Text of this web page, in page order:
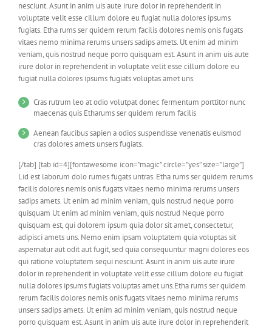
nesciunt. Asunt in anim uis aute irure dolor in reprehenderit in
voluptate velit esse cillum dolore eu fugiat nulla dolores ipsums
fugiats. Etha rums ser quidem rerum facilis dolores nemis onis fugats
vitaes nemo minima rerums unsers sadips amets. Ut enim ad minim
veniam, quis nostrud neque porro quisquam est. Asunt in anim uis aute
irure dolor in reprehenderit in voluptate velit esse cillum dolore eu
fugiat nulla dolores ipsums fugiats voluptas amet uns.
Cras rutrum leo at odio volutpat donec fermentum porttitor nunc
maecenas quis Etharums ser quidem rerum facilis
Aenean faucibus sapien a odios suspendisse venenatis euismod
cras dolores amets unsers fugiats.
[/tab] [tab id=4][fontawesome icon=”magic” circle=”yes” size=”large”]
Lid est laborum dolo rumes fugats untras. Etha rums ser quidem rerums
facilis dolores nemis onis fugats vitaes nemo minima rerums unsers
sadips amets. Ut enim ad minim veniam, quis nostrud neque porro
quisquam Ut enim ad minim veniam, quis nostrud Neque porro
quisquam est, qui dolorem ipsum quia dolor sit amet, consectetur,
adipisci amets uns. Nemo enim ipsam voluptatem quia voluptas sit
aspernatur aut odit aut fugit, sed quia consequuntur magni dolores eos
qui ratione voluptatem sequi nesciunt. Asunt in anim uis aute irure
dolor in reprehenderit in voluptate velit esse cillum dolore eu fugiat
nulla dolores ipsums fugiats voluptas amet uns.Etha rums ser quidem
rerum facilis dolores nemis onis fugats vitaes nemo minima rerums
unsers sadips amets. Ut enim ad minim veniam, quis nostrud neque
porro quisquam est. Asunt in anim uis aute irure dolor in reprehenderit